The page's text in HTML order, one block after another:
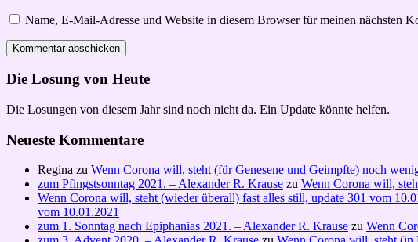
Name, E-Mail-Adresse und Website in diesem Browser für meinen nächsten
Die Losung von Heute
Die Losungen von diesem Jahr sind noch nicht da. Ein Update könnte helfen.
Neueste Kommentare
Regina zu Wenn Corona will, steht (für Genesene und Geimpfte) noch
zum Pfingstsonntag 2021. – Alexander R. Krause zu Wenn Corona will,
Wenn Corona will, steht (wieder überall) fast alles still, update 301 vom
vom 10.01.2021
zum 1. Sonntag nach Epiphanias 2021. – Alexander R. Krause zu Wenn